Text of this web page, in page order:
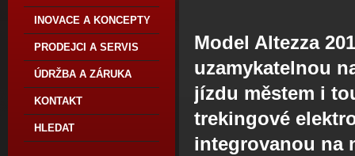
INOVACE A KONCEPTY
PRODEJCI A SERVIS
ÚDRŽBA A ZÁRUKA
KONTAKT
HLEDAT
Model Altezza
uzamykatelnou
jízdu městem i
trekingové
integrovanou na